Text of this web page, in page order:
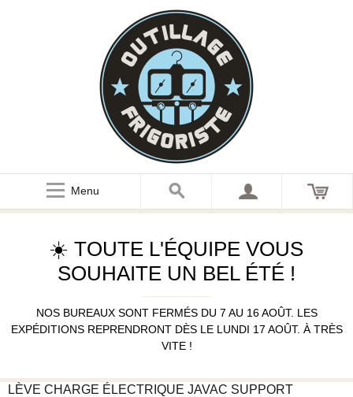
Menu
☀️ TOUTE L'ÉQUIPE VOUS
SOUHAITE UN BEL ÉTÉ !
NOS BUREAUX SONT FERMÉS DU 7 AU 16 AOÛT. LES
EXPÉDITIONS REPRENDRONT DÈS LE LUNDI 17 AOÛT. À TRÈS
VITE !
LÈVE CHARGE ÉLECTRIQUE JAVAC SUPPORT